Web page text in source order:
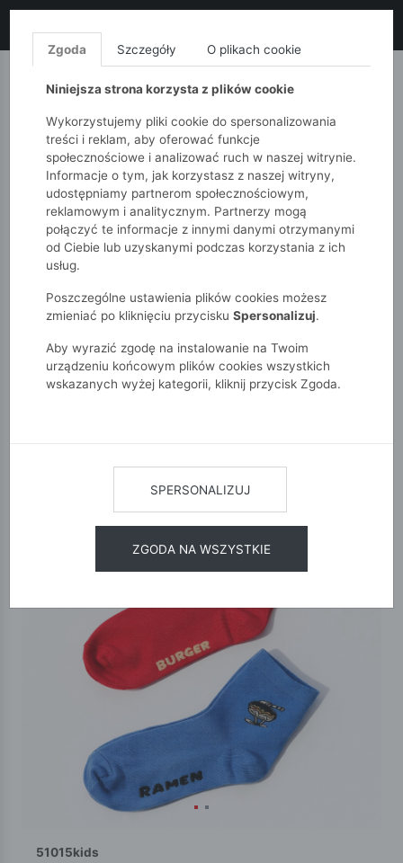
MONNARI QUIOSQUE
51015kids
Chłopcy 7-12 lat
Zestaw 3 par skarpetek „Food” – Pizza / Burger / Ramen
51015kids
Zgoda Szczegóły O plikach cookie
Niniejsza strona korzysta z plików cookie
Wykorzystujemy pliki cookie do spersonalizowania
treści i reklam, aby oferować funkcje
społecznościowe i analizować ruch w naszej witrynie.
Informacje o tym, jak korzystasz z naszej witryny,
udostępniamy partnerom społecznościowym,
reklamowym i analitycznym. Partnerzy mogą
połączyć te informacje z innymi danymi otrzymanymi
od Ciebie lub uzyskanymi podczas korzystania z ich
usług.
Poszczególne ustawienia plików cookies możesz
zmieniać po kliknięciu przycisku Spersonalizuj.
Aby wyrazić zgodę na instalowanie na Twoim
urządzeniu końcowym plików cookies wszystkich
wskazanych wyżej kategorii, kliknij przycisk Zgoda.
SPERSONALIZUJ
ZGODA NA WSZYSTKIE